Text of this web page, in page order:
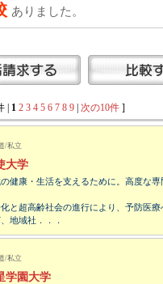
ありました。
| 1 2 3 4 5 6 7 8 9 次の10件 ]
/私立
大学
健康・生活を支えるために。高度な
と超高齢社会の進行により、予防医
地域社．．．
/私立
学園大学